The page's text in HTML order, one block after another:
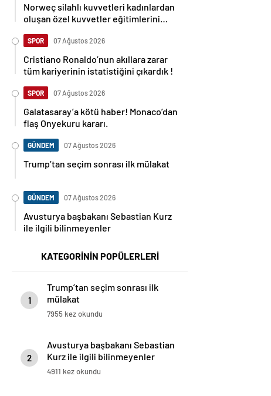
Norweç silahlı kuvvetleri kadınlardan
oluşan özel kuvvetler eğitimlerini
SPOR 07 Ağustos 2026
Cristiano Ronaldo’nun akıllara zarar
tüm kariyerinin istatistiğini çıkardık !
SPOR 07 Ağustos 2026
Galatasaray’a kötü haber! Monaco’dan
flaş Onyekuru kararı.
GÜNDEM 07 Ağustos 2026
Trump’tan seçim sonrası ilk mülakat
GÜNDEM 07 Ağustos 2026
Avusturya başbakanı Sebastian Kurz
ile ilgili bilinmeyenler
KATEGORİNİN POPÜLERLERİ
1
Trump’tan seçim sonrası ilk
mülakat
7955 kez okundu
2
Avusturya başbakanı Sebastian
Kurz ile ilgili bilinmeyenler
4911 kez okundu